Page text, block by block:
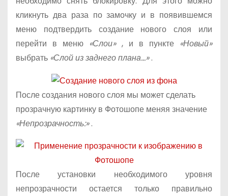
кликнуть два раза по замочку и в появившемся
меню подтвердить создание нового слоя или
перейти в меню «Слои» , и в пункте «Новый»
выбрать «Слой из заднего плана…».
После создания нового слоя мы может сделать
прозрачную картинку в Фотошопе меняя значение
«Непрозрачность:».
После установки необходимого уровня
непрозрачности остается только правильно